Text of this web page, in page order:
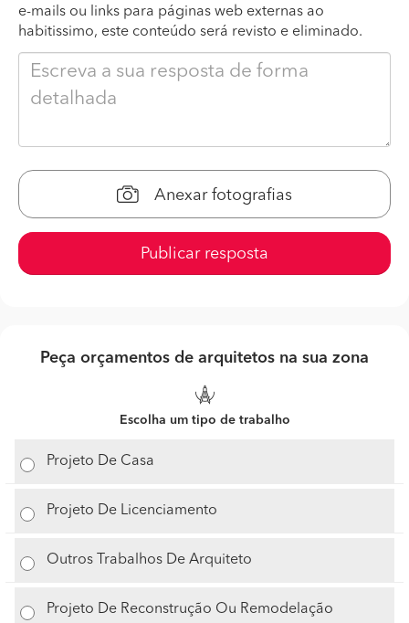
e-mails ou links para páginas web externas ao
habitissimo, este conteúdo será revisto e eliminado.
Anexar fotografias
Publicar resposta
Peça orçamentos de arquitetos na sua zona
Escolha um tipo de trabalho
Projeto De Casa
Projeto De Licenciamento
Outros Trabalhos De Arquiteto
Projeto De Reconstrução Ou Remodelação